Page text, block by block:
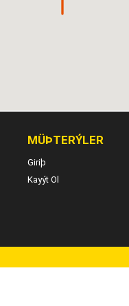
MÜÞTERÝLER
Giriþ
Kayýt Ol